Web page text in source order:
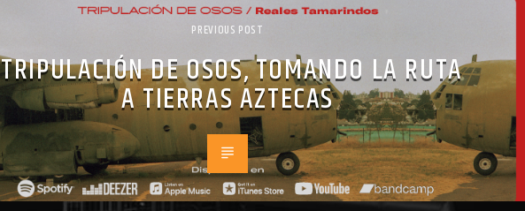
PREVIOUS POST
TRIPULACIÓN DE OSOS, TOMANDO LA RUTA
A TIERRAS AZTECAS